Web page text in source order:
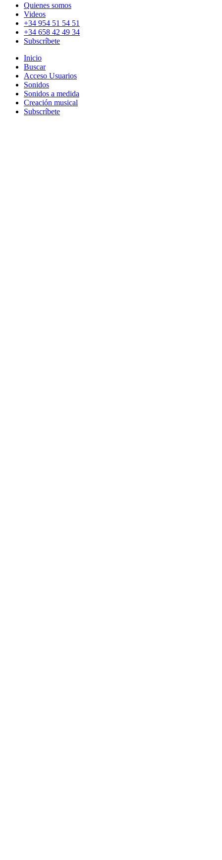
Quienes somos
Videos
+34 954 51 54 51
+34 658 42 49 34
Subscríbete
Inicio
Buscar
Acceso Usuarios
Sonidos
Sonidos a medida
Creación musical
Subscríbete